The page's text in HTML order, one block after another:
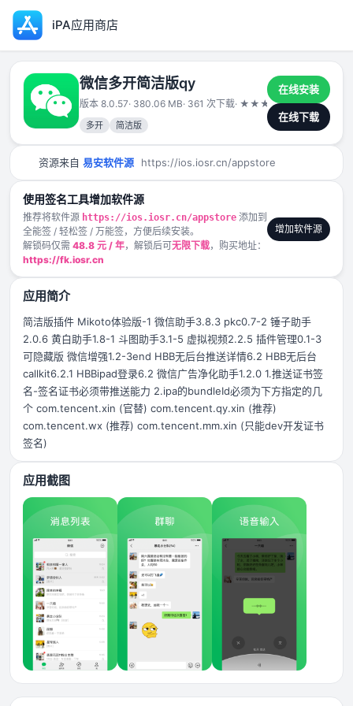
iPA应用商店
微信多开简洁版qy
版本 8.0.57· 380.06 MB· 361 次下载· ★ ★ ★ ★★
2025-04-
多开
简洁版
在线安装
在线下载
资源来自 易安软件源 https://ios.iosr.cn/appstore
使用签名工具增加软件源
推荐将软件源 https://ios.iosr.cn/appstore 添加到
全能签 / 轻松签 / 万能签，方便后续安装。
解锁码仅需 48.8 元 / 年，解锁后可无限下载，购买地址：
https://fk.iosr.cn
增加软件源
应用简介
简洁版插件 Mikoto体验版-1 微信助手3.8.3 pkc0.7-2 锤子助手
2.0.6 黄白助手1.8-1 斗图助手3.1-5 虚拟视频2.2.5 插件管理0.1-3
可隐藏版 微信增强1.2-3end HBB无后台推送详情6.2 HBB无后台
callkit6.2.1 HBBipad登录6.2 微信广告净化助手1.2.0 1.推送证书签
名-签名证书必须带推送能力 2.ipa的bundleId必须为下方指定的几
个 com.tencent.xin (官替) com.tencent.qy.xin (推荐)
com.tencent.wx (推荐) com.tencent.mm.xin (只能dev开发证书
签名)
应用截图